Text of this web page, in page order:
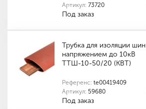
Артикул: 73720
Под заказ
Трубка для изоляции шин
напряжением до 10кВ
ТТШ-10-50/20 (КВТ)
Референс: te00419409
Артикул: 59680
Под заказ